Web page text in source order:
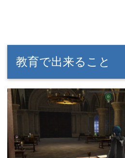
教育で出来ること